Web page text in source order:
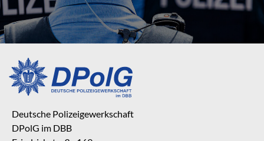
Deutsche Polizeigewerkschaft
DPolG im DBB